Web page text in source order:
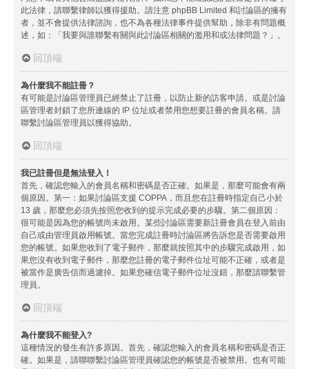
此法律，請聯繫律師以獲得援助。請注意 phpBB Limited 和討論區的擁有
者，並不會提供法律諮詢，也不為各種法律事件提供幫助，除非有問題概
述，如：「我要與誰聯繫有關與此討論區相關的濫用和或法律問題？」。
回頂端
為什麼我不能註冊？
有可能是討論區管理員已經禁止了註冊，以防止新的訪客申請。或是討論
區管理者封鎖了您所連線的 IP 位址或者禁用您想要註冊的會員名稱。請
聯繫討論區管理員以獲得協助。
回頂端
我已註冊但是無法登入！
首先，確認您輸入的會員名稱和密碼是否正確。如果是，那麼可能會有兩
個原因。第一：如果討論區支援 COPPA，而且您在註冊時指定自己小於
13 歲，那麼您必須先按照您收到的提示完成必要的步驟。第二個原因：
很可能是因為您的帳號尚未啟用。某些討論區需要新註冊會員在登入前由
自己或由管理員啟用帳號。當您完成註冊時討論區將告訴您是否需要啟用
您的帳號。如果您收到了電子郵件，那麼就按照其中的步驟完成啟用，如
果您沒有收到電子郵件，那麼您註冊的電子郵件位址可能不正確，或者是
被當作是廣告信而過濾掉。如果您確信電子郵件位址沒錯，那麼請聯繫管
理員。
回頂端
為什麼我不能登入?
這種情況的發生有許多原因。首先，確認您輸入的會員名稱和密碼是否正
確。如果是，請聯聯繫討論區管理員確認您的帳號是否被禁用。也有可能